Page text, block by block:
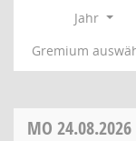
Jahr
Gremium
MO 24.08.2026